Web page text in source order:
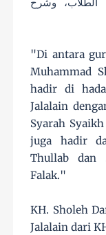
الطلاب، وشرح
"Di antara
Muhammad
hadir di
Jalalain
Syarah
juga hadir
Thullab dan
Falak."
KH. Sholeh
Jalalain dari